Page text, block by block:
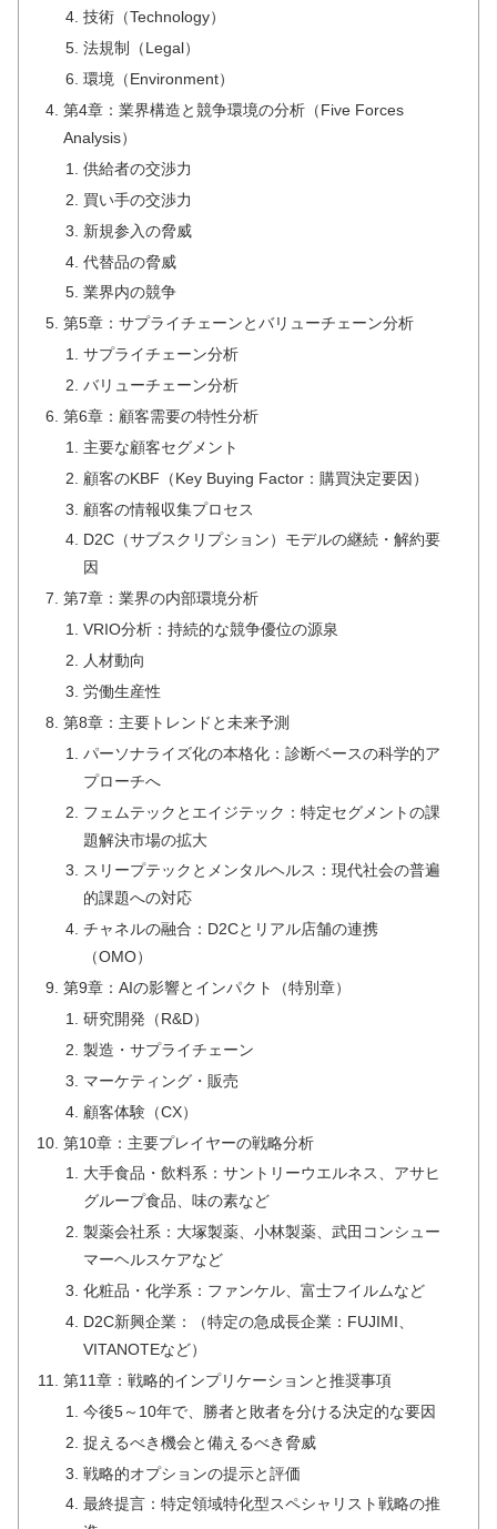
技術（Technology）
法規制（Legal）
環境（Environment）
第4章：業界構造と競争環境の分析（Five Forces
Analysis）
供給者の交渉力
買い手の交渉力
新規参入の脅威
代替品の脅威
業界内の競争
第5章：サプライチェーンとバリューチェーン分析
サプライチェーン分析
バリューチェーン分析
第6章：顧客需要の特性分析
主要な顧客セグメント
顧客のKBF（Key Buying Factor：購買決定要因）
顧客の情報収集プロセス
D2C（サブスクリプション）モデルの継続・解約要
因
第7章：業界の内部環境分析
VRIO分析：持続的な競争優位の源泉
人材動向
労働生産性
第8章：主要トレンドと未来予測
パーソナライズ化の本格化：診断ベースの科学的ア
プローチへ
フェムテックとエイジテック：特定セグメントの課
題解決市場の拡大
スリープテックとメンタルヘルス：現代社会の普遍
的課題への対応
チャネルの融合：D2Cとリアル店舗の連携
（OMO）
第9章：AIの影響とインパクト（特別章）
研究開発（R&D）
製造・サプライチェーン
マーケティング・販売
顧客体験（CX）
第10章：主要プレイヤーの戦略分析
大手食品・飲料系：サントリーウエルネス、アサヒ
グループ食品、味の素など
製薬会社系：大塚製薬、小林製薬、武田コンシュー
マーヘルスケアなど
化粧品・化学系：ファンケル、富士フイルムなど
D2C新興企業：（特定の急成長企業：FUJIMI、
VITANOTEなど）
第11章：戦略的インプリケーションと推奨事項
今後5～10年で、勝者と敗者を分ける決定的な要因
捉えるべき機会と備えるべき脅威
戦略的オプションの提示と評価
最終提言：特定領域特化型スペシャリスト戦略の推